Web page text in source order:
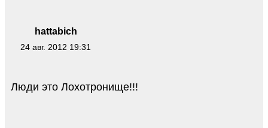
hattabich
24 авг. 2012 19:31
Люди это Лохотронище!!!